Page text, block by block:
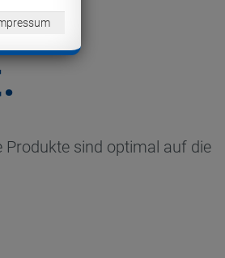
Produkte sind optimal auf die